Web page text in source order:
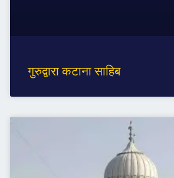
गुरुद्वारा कटाना साहिब